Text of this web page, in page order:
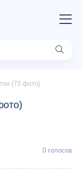
(73 фото)
0 голосов